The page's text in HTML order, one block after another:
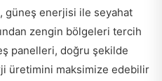
güneş enerjisi ile seyahat
zengin bölgeleri tercih
panelleri, doğru şekilde
üretimini maksimize edebilir